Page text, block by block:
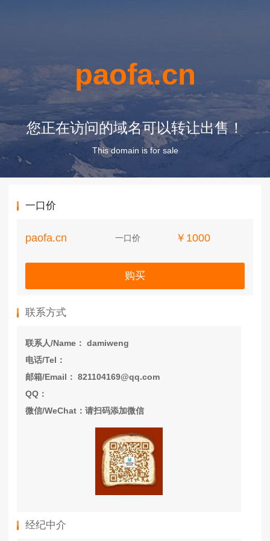
paofa.cn
您正在访问的域名可以转让出售！
This domain is for sale
一口价
paofa.cn 一口价 ￥1000
购买
联系方式
联系人/Name： damiweng
电话/Tel：
邮箱/Email： 821104169@qq.com
QQ：
微信/WeChat：请扫码添加微信
经纪中介